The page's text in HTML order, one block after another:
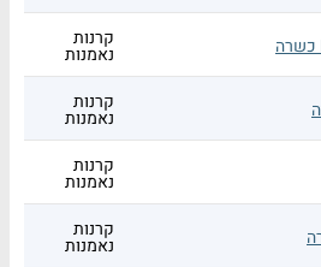
קרנות
נאמנות
קרנות
נאמנות
קרנות
נאמנות
קרנות
נאמנות